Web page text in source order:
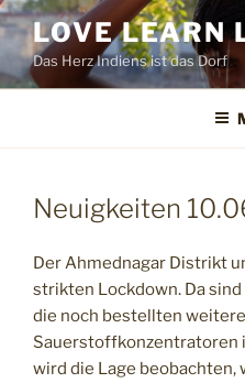
Zum
Inhalt
springen
LOVE LEARN
Das Herz Indiens ist das Dorf
Neuigkeiten
Der Ahmednagar Distrikt
strikten Lockdown. Da sind
die noch bestellten
Sauerstoffkonzentratoren
wird die Lage